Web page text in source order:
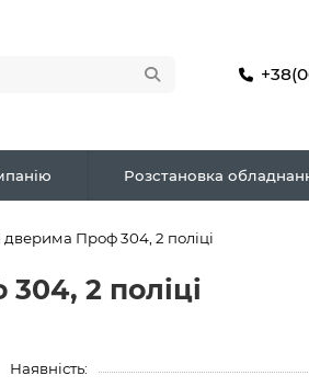
Розстановка
Проф 304, 2 поліці
2 поліці
Наявність: